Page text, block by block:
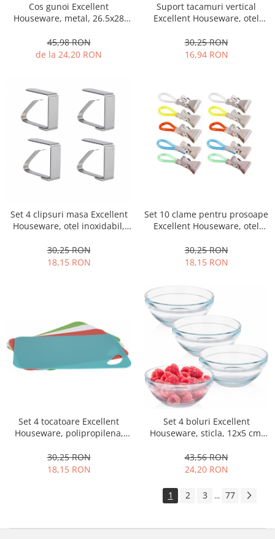
Cos gunoi Excellent
Houseware, metal, 26.5x28
45,98 RON
de la 24,20 RON
Suport tacamuri vertical
Excellent Houseware, otel
mat
30,25 RON
16,94 RON
Set 4 clipsuri masa Excellent
Houseware, otel inoxidabil,
30,25 RON
18,15 RON
Set 10 clame pentru prosoape
Excellent Houseware, otel
multicolor
30,25 RON
18,15 RON
Set 4 tocatoare Excellent
Houseware, polipropilena,
30,25 RON
18,15 RON
Set 4 boluri Excellent
Houseware, sticla, 12x5 cm,
43,56 RON
24,20 RON
1 2 3 ... 77